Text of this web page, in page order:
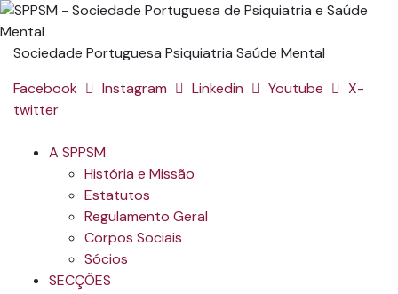
Sociedade Portuguesa Psiquiatria Saúde Mental
Facebook
Instagram Linkedin Youtube
X-
twitter
A SPPSM
História e Missão
Estatutos
Regulamento Geral
Corpos Sociais
Sócios
SECÇÕES